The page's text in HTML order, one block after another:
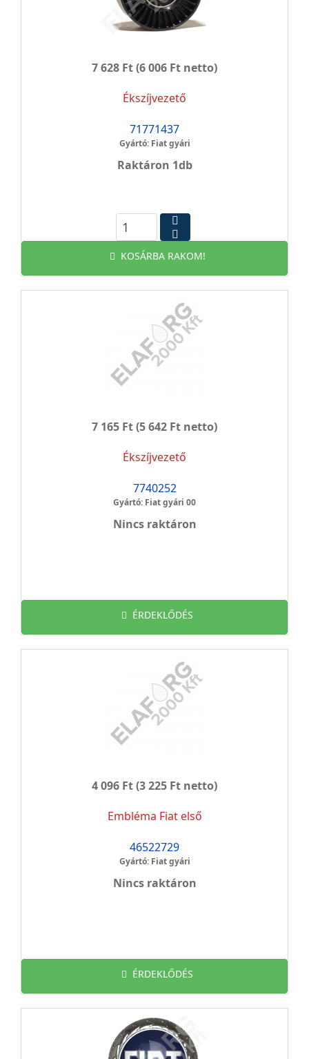
7 628 Ft(6 006 Ft netto)
Ékszíjvezető
71771437
Gyártó: Fiat gyári
Raktáron 1db
KOSÁRBA RAKOM!
7 165 Ft(5 642 Ft netto)
Ékszíjvezető
7740252
Gyártó: Fiat gyári 00
Nincs raktáron
ÉRDEKLŐDÉS
4 096 Ft(3 225 Ft netto)
Embléma Fiat első
46522729
Gyártó: Fiat gyári
Nincs raktáron
ÉRDEKLŐDÉS